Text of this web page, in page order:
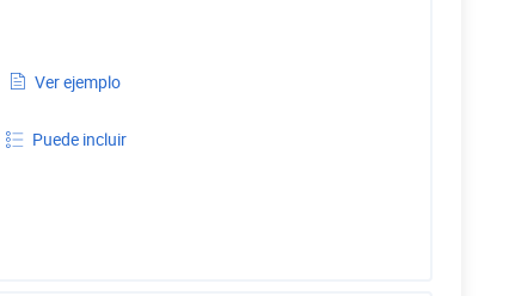
Ver ejemplo
Puede incluir